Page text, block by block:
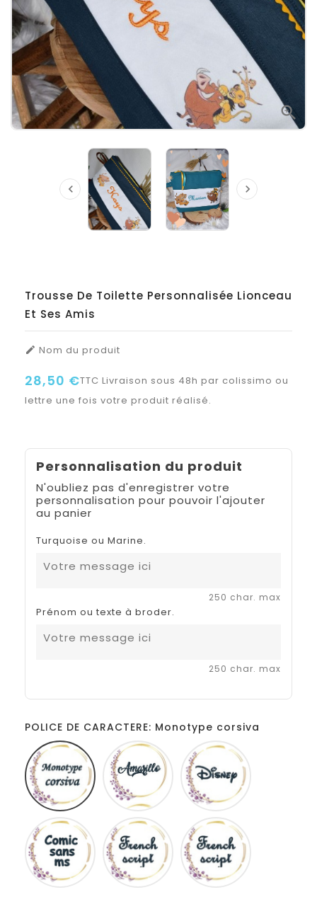

 
Trousse De Toilette Personnalisée Lionceau
Et Ses Amis
 Nom du produit
28,50 €TTC Livraison sous 48h par colissimo ou
lettre une fois votre produit réalisé.
Personnalisation du produit
N'oubliez pas d'enregistrer votre
personnalisation pour pouvoir l'ajouter
au panier
Turquoise ou Marine.
250 char. max
Prénom ou texte à broder.
250 char. max
POLICE DE CARACTERE: Monotype corsiva
Monotype
corsiva
Amarillo
Comic
sans
ms
French
script